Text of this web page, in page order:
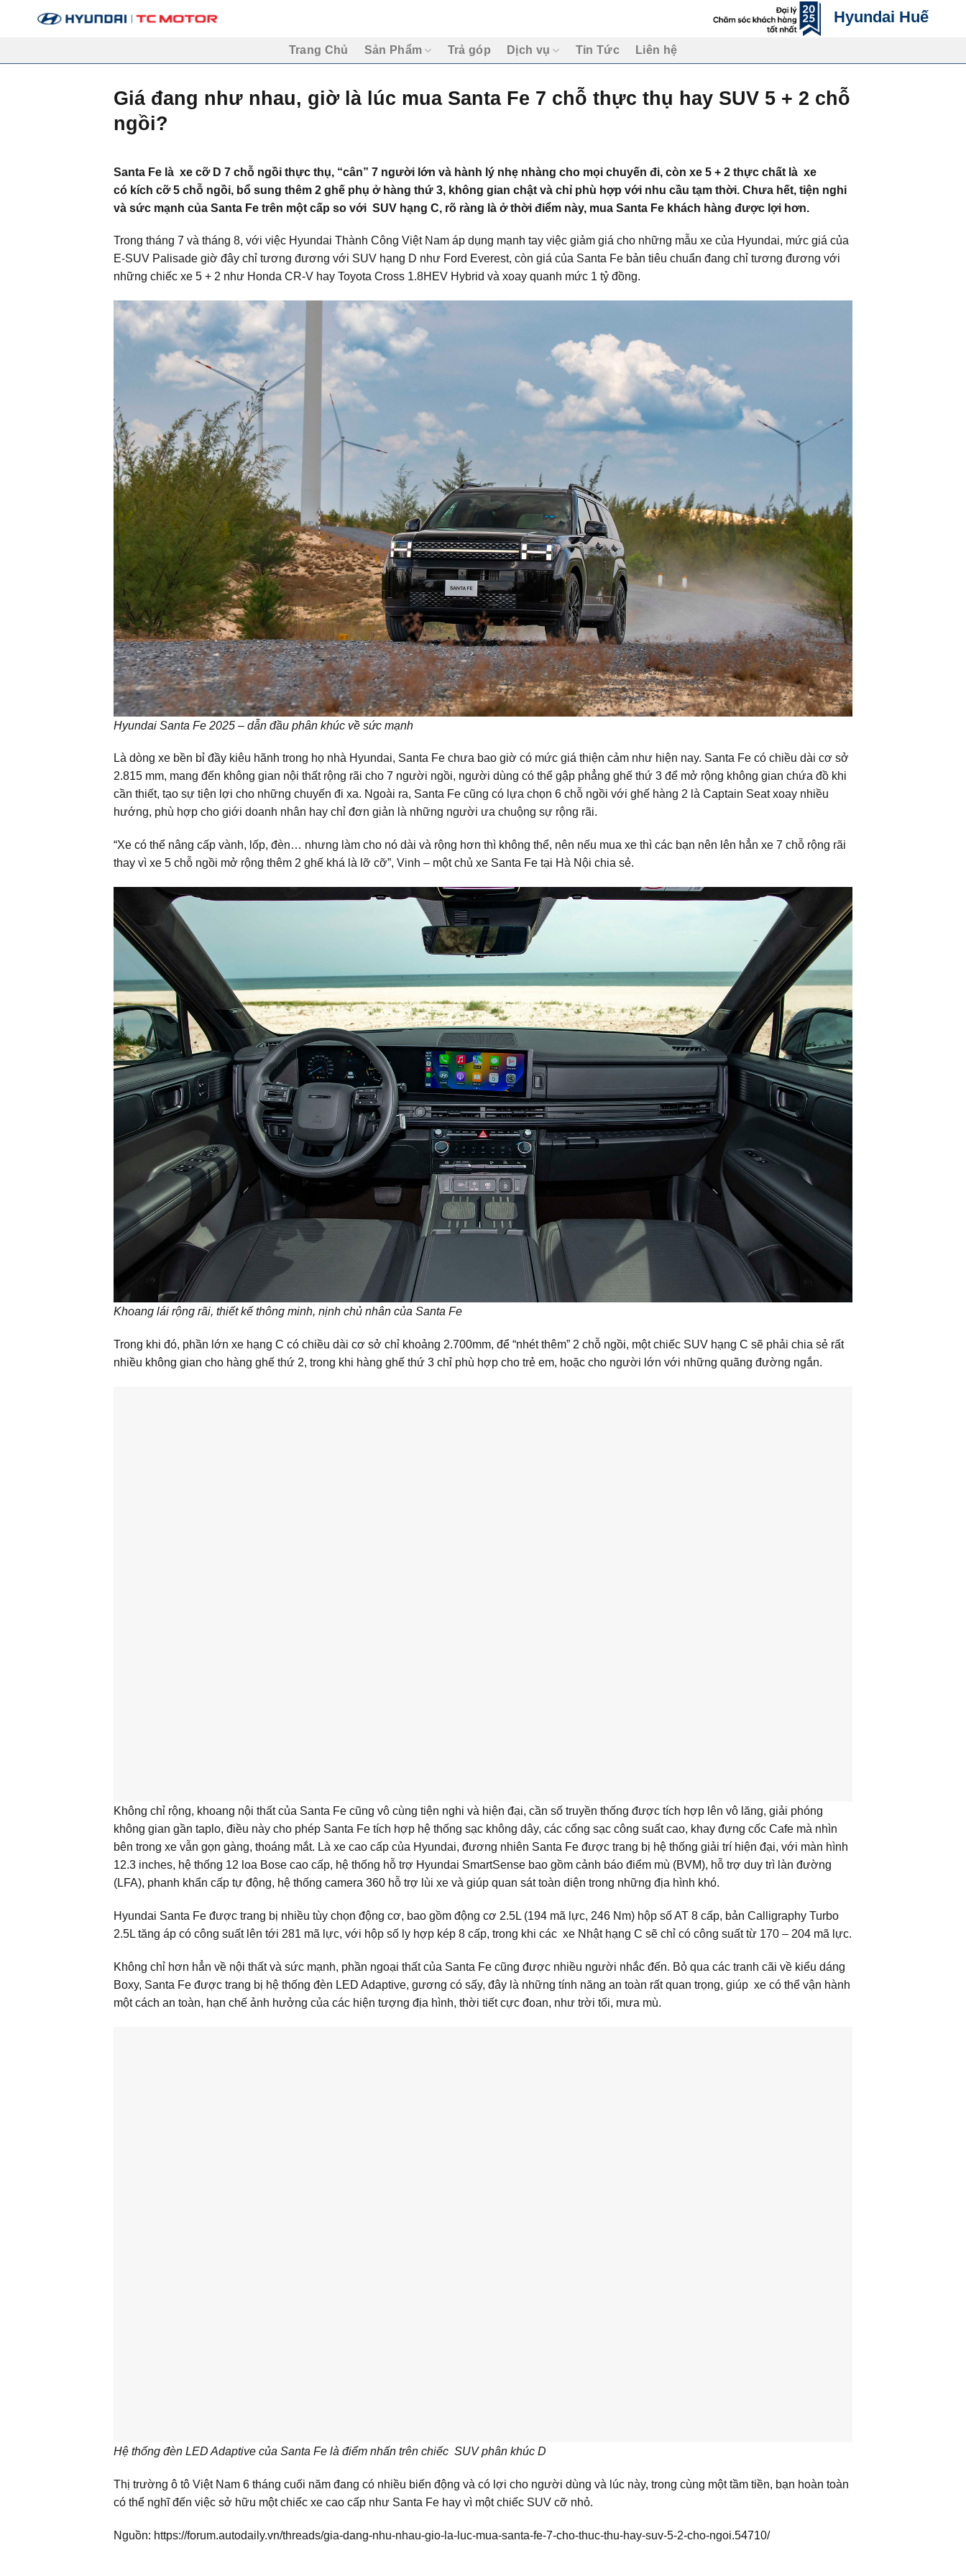
dung
Hyundai Huế
Trang Chủ Sản Phẩm Trả góp Dịch vụ Tin Tức Liên hệ
Giá đang như nhau, giờ là lúc mua Santa Fe 7 chỗ thực thụ hay SUV 5 + 2 chỗ
ngồi?
Santa Fe là xecỡ D 7 chỗ ngồi thực thụ, “cân” 7 người lớn và hành lý nhẹ nhàng cho mọi chuyến đi, còn xe 5 + 2 thực chất là xe
cókích cỡ 5 chỗ ngồi, bổ sung thêm 2 ghế phụ ở hàng thứ 3, không gian chật và chỉ phù hợp với nhu cầu tạm thời. Chưa hết, tiện nghi
và sức mạnh của Santa Fe trên một cấp so với SUVhạng C, rõ ràng là ở thời điểm này, mua Santa Fe khách hàng được lợi hơn.
Trong tháng 7 và tháng 8, với việc Hyundai Thành Công Việt Nam áp dụng mạnh tay việc giảm giá cho những mẫu xe của Hyundai, mức giá của
E-SUV Palisade giờ đây chỉ tương đương với SUV hạng D như Ford Everest, còn giá của Santa Fe bản tiêu chuẩn đang chỉ tương đương với
những chiếc xe 5 + 2 như Honda CR-V hay Toyota Cross 1.8HEV Hybrid và xoay quanh mức 1 tỷ đồng.
Hyundai Santa Fe 2025 – dẫn đầu phân khúc về sức mạnh
Là dòng xe bền bỉ đầy kiêu hãnh trong họ nhà Hyundai, Santa Fe chưa bao giờ có mức giá thiện cảm như hiện nay. Santa Fe có chiều dài cơ sở
2.815 mm, mang đến không gian nội thất rộng rãi cho 7 người ngồi, người dùng có thể gập phẳng ghế thứ 3 để mở rộng không gian chứa đồ khi
cần thiết, tạo sự tiện lợi cho những chuyến đi xa. Ngoài ra, Santa Fe cũng có lựa chọn 6 chỗ ngồi với ghế hàng 2 là Captain Seat xoay nhiều
hướng, phù hợp cho giới doanh nhân hay chỉ đơn giản là những người ưa chuộng sự rộng rãi.
“Xe có thể nâng cấp vành, lốp, đèn… nhưng làm cho nó dài và rộng hơn thì không thể, nên nếu mua xe thì các bạn nên lên hẳn xe 7 chỗ rộng rãi
thay vì xe 5 chỗ ngồi mở rộng thêm 2 ghế khá là lỡ cỡ”, Vinh – một chủ xe Santa Fe tại Hà Nội chia sẻ.
Khoang lái rộng rãi, thiết kế thông minh, nịnh chủ nhân của Santa Fe
Trong khi đó, phần lớn xe hạng C có chiều dài cơ sở chỉ khoảng 2.700mm, để “nhét thêm” 2 chỗ ngồi, một chiếc SUV hạng C sẽ phải chia sẻ rất
nhiều không gian cho hàng ghế thứ 2, trong khi hàng ghế thứ 3 chỉ phù hợp cho trẻ em, hoặc cho người lớn với những quãng đường ngắn.
Không chỉ rộng, khoang nội thất của Santa Fe cũng vô cùng tiện nghi và hiện đại, cần số truyền thống được tích hợp lên vô lăng, giải phóng
không gian gần taplo, điều này cho phép Santa Fe tích hợp hệ thống sạc không dây, các cổng sạc công suất cao, khay đựng cốc Cafe mà nhìn
bên trong xe vẫn gọn gàng, thoáng mắt. Là xe cao cấp của Hyundai, đương nhiên Santa Fe được trang bị hệ thống giải trí hiện đại, với màn hình
12.3 inches, hệ thống 12 loa Bose cao cấp, hệ thống hỗ trợ Hyundai SmartSense bao gồm cảnh báo điểm mù (BVM), hỗ trợ duy trì làn đường
(LFA), phanh khẩn cấp tự động, hệ thống camera 360 hỗ trợ lùi xe và giúp quan sát toàn diện trong những địa hình khó.
Hyundai Santa Fe được trang bị nhiều tùy chọn động cơ, bao gồm động cơ 2.5L (194 mã lực, 246 Nm) hộp số AT 8 cấp, bản Calligraphy Turbo
2.5L tăng áp có công suất lên tới 281 mã lực, với hộp số ly hợp kép 8 cấp, trong khi các xeNhật hạng C sẽ chỉ có công suất từ 170 – 204 mã lực.
Không chỉ hơn hẳn về nội thất và sức mạnh, phần ngoại thất của Santa Fe cũng được nhiều người nhắc đến. Bỏ qua các tranh cãi về kiểu dáng
Boxy, Santa Fe được trang bị hệ thống đèn LED Adaptive, gương có sấy, đây là những tính năng an toàn rất quan trọng, giúp xe cóthể vận hành
một cách an toàn, hạn chế ảnh hưởng của các hiện tượng địa hình, thời tiết cực đoan, như trời tối, mưa mù.
Hệ thống đèn LED Adaptive của Santa Fe là điểm nhấn trên chiếc SUVphân khúc D
Thị trường ô tô Việt Nam 6 tháng cuối năm đang có nhiều biến động và có lợi cho người dùng và lúc này, trong cùng một tầm tiền, bạn hoàn toàn
có thể nghĩ đến việc sở hữu một chiếc xe cao cấp như Santa Fe hay vì một chiếc SUV cỡ nhỏ.
Nguồn: https://forum.autodaily.vn/threads/gia-dang-nhu-nhau-gio-la-luc-mua-santa-fe-7-cho-thuc-thu-hay-suv-5-2-cho-ngoi.54710/